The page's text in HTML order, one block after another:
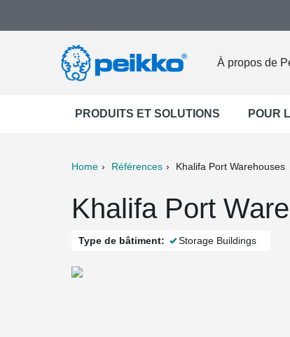
À propos de
PRODUITS ET SOLUTIONS POUR
Home Références Khalifa Port Warehouses
Khalifa Port
Type de bâtiment: Storage Buildings